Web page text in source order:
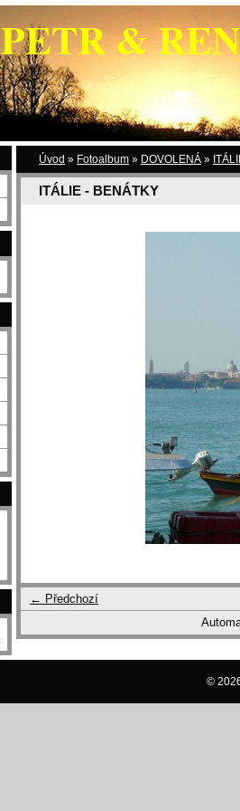
PETR &
Úvod » Fotoalbum » DOVOLENÁ »
ITÁLIE - BENÁTKY
← Předchozí
©